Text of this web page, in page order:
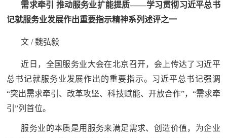
闻
要
闻
点
追
点
需求牵引 推动服务业扩能提质——学习贯彻习近平总书
记就服务业发展作出重要指示精神系列述评之一
文 / 魏弘毅
近日，全国服务业大会在北京召开，会上传达了习近平
总书记就服务业发展作出的重要指示。习近平总书记强调
“突出需求牵引、改革攻坚、科技赋能、开放合作”，“需求牵
引”列首位。
服务业的本质是用服务来满足需求、创造价值，为企业